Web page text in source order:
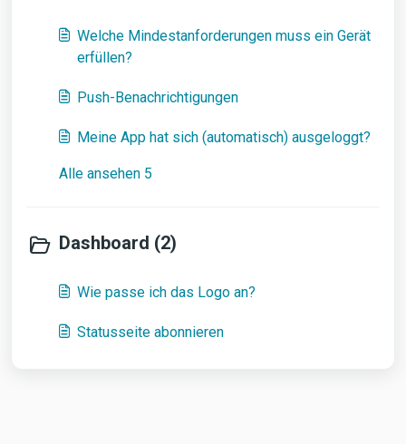
Welche Mindestanforderungen muss ein Gerät
erfüllen?
Push-Benachrichtigungen
Meine App hat sich (automatisch) ausgeloggt?
Alle ansehen 5
Dashboard (2)
Wie passe ich das Logo an?
Statusseite abonnieren